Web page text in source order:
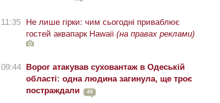
11:35
Не лише гірки: чим сьогодні приваблює
гостей аквапарк Hawaii (на правах реклами)
09:44 Ворог атакував суховантаж в Одеській
області: одна людина загинула, ще троє
постраждали
45